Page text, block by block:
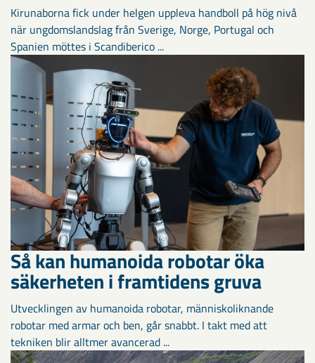
Kirunaborna fick under helgen uppleva handboll på hög nivå
när ungdomslandslag från Sverige, Norge, Portugal och
Spanien möttes i Scandiberico ...
Så kan humanoida robotar öka
säkerheten i framtidens gruva
Utvecklingen av humanoida robotar, människoliknande
robotar med armar och ben, går snabbt. I takt med att
tekniken blir alltmer avancerad ...